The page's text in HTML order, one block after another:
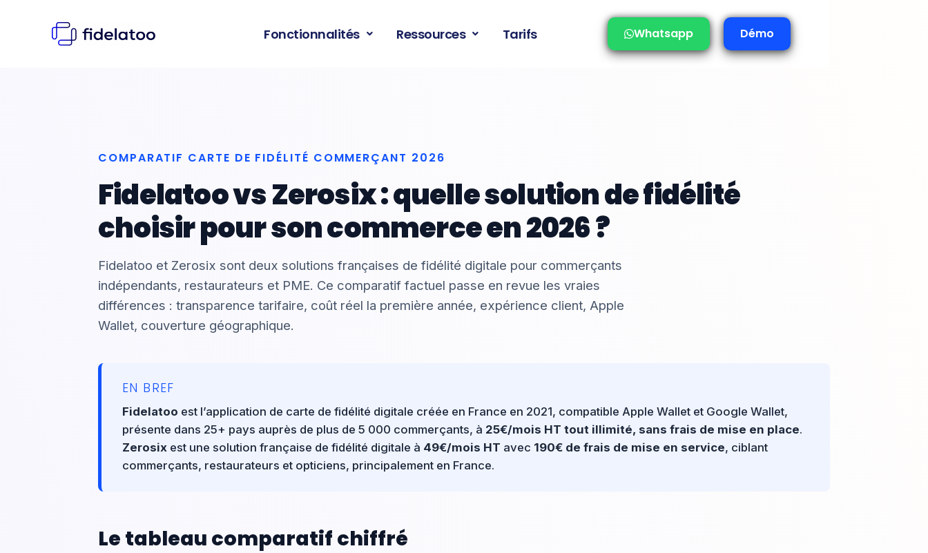
Fonctionnalités Ressources Tarifs Whatsapp Démo
COMPARATIF CARTE DE FIDÉLITÉ COMMERÇANT 2026
Fidelatoo vs Zerosix : quelle solution de fidélité
choisir pour son commerce en 2026 ?
Fidelatoo et Zerosix sont deux solutions françaises de fidélité digitale pour commerçants
indépendants, restaurateurs et PME. Ce comparatif factuel passe en revue les vraies
différences : transparence tarifaire, coût réel la première année, expérience client, Apple
Wallet, couverture géographique.
EN BREF
Fidelatoo est l’application de carte de fidélité digitale créée en France en 2021, compatible Apple Wallet et Google Wallet,
présente dans 25+ pays auprès de plus de 5 000 commerçants, à 25€/mois HT tout illimité, sans frais de mise en place.
Zerosix est une solution française de fidélité digitale à 49€/mois HT avec 190€ de frais de mise en service, ciblant
commerçants, restaurateurs et opticiens, principalement en France.
Le tableau comparatif chiffré